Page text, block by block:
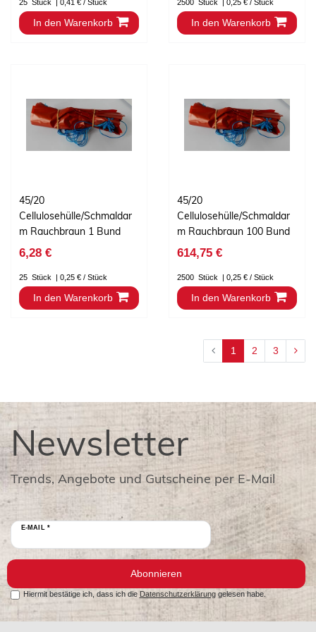
25 Stück | 0,41 € / Stück
In den Warenkorb
2500 Stück | 0,25 € / Stück
In den Warenkorb
45/20
Cellulosehülle/Schmaldar
m Rauchbraun 1 Bund
6,28 €
25 Stück | 0,25 € / Stück
In den Warenkorb
45/20
Cellulosehülle/Schmaldar
m Rauchbraun 100 Bund
614,75 €
2500 Stück | 0,25 € / Stück
In den Warenkorb
1 2 3
Newsletter
Trends, Angebote und Gutscheine per E-Mail
E-MAIL *
Abonnieren
Hiermit bestätige ich, dass ich dieDatenschutzerklärunggelesen habe.